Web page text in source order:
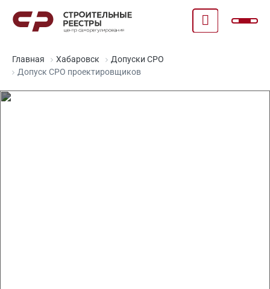
Главная Хабаровск
Допуски СРО
Допуск СРО проектировщиков